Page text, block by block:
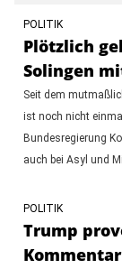
POLITIK
Plötzlich
Solingen
Seit dem
ist noch nicht
Bundesregierung
auch bei Asyl und
POLITIK
Trump